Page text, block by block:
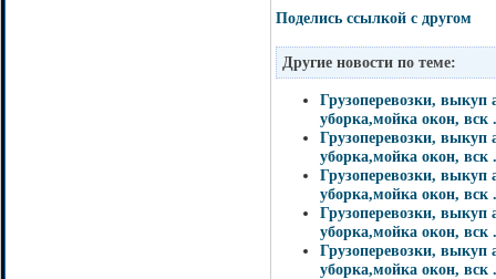
Поделись ссылкой с другом
Другие новости по теме:
Грузоперевозки, выкуп
уборка,мойка окон, вск
Грузоперевозки, выкуп
уборка,мойка окон, вск
Грузоперевозки, выкуп
уборка,мойка окон, вск
Грузоперевозки, выкуп
уборка,мойка окон, вск
Грузоперевозки, выкуп
уборка,мойка окон, вск